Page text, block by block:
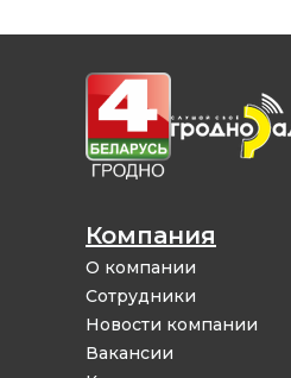
Компания
О компании
Сотрудники
Новости компании
Вакансии